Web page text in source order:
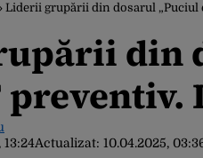
Liderii grupării din dosarul „Puciul
din
13:24Actualizat: 10.04.2025,